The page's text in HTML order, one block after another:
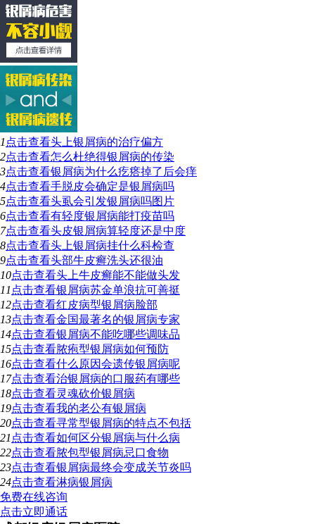
1 点击查看头上银屑病的治疗偏方
2点击查看怎么杜绝得银屑病的传染
3点击查看银屑病为什么疙瘩掉了后会痒
4点击查看手脱皮会确定是银屑病吗
5点击查看头虱会引发银屑病吗图片
6点击查看有轻度银屑病能打疫苗吗
7点击查看头皮银屑病算轻度还是中度
8点击查看头上银屑病挂什么科检查
9点击查看头部牛皮癣洗头还很油
10点击查看头上牛皮癣能不能做头发
11 点击查看银屑病苏金单浪抗可善挺
12点击查看红皮病型银屑病脸部
13点击查看金国最著名的银屑病专家
14点击查看银屑病不能吃哪些调味品
15点击查看脓疱型银屑病如何预防
16点击查看什么原因会遗传银屑病呢
17点击查看治银屑病的口服药有哪些
18点击查看灵魂砍价银屑病
19点击查看我的老公有银屑病
20点击查看寻常型银屑病的特点不包括
21 点击查看如何区分银屑病与什么病
22点击查看脓包型银屑病忌口食物
23点击查看银屑病最终会变成关节炎吗
24点击查看淋病银屑病
免费在线咨询
点击立即通话